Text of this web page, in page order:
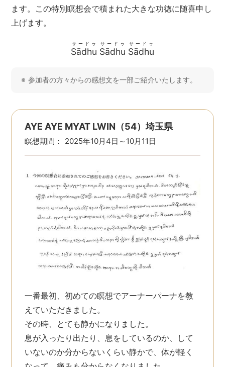
ます。この特別瞑想会で積まれた大きな功徳に随喜申し
上げます。
Sādhu
サードゥ
Sādhu
サードゥ
Sādhu
サードゥ
参加者の方々からの感想文を一部ご紹介いたします。
AYE AYE MYAT LWIN（54）埼玉県
瞑想期間： 2025年10月4日～10月11日
一番最初、初めての瞑想でアーナーパーナを教
えていただきました。
その時、とても静かになりました。
息が入ったり出たり、息をしているのか、して
いないのか分からないくらい静かで、体が軽く